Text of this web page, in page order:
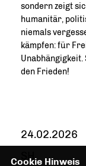
sondern zeigt
humanitär,
niemals
kämpfen: für
den Frieden!
24.02.2026
SH
Cookie Hinweis